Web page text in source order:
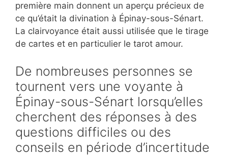
première main donnent un aperçu précieux de
ce qu’était la divination à Épinay-sous-Sénart.
La clairvoyance était aussi utilisée que le tirage
de cartes et en particulier le tarot amour.
De nombreuses personnes se
tournent vers une voyante à
Épinay-sous-Sénart lorsqu’elles
cherchent des réponses à des
questions difficiles ou des
conseils en période d’incertitude